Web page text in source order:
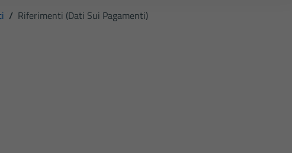
/ Riferimenti (Dati Sui Pagamenti)